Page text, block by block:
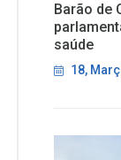
Barão de
saúde
18,